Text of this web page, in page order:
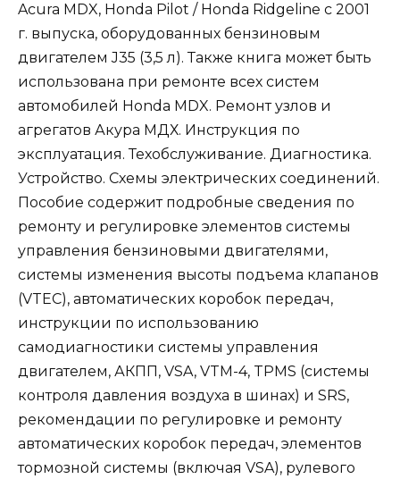
Acura MDX, Honda Pilot / Honda Ridgeline с 2001
г. выпуска, оборудованных бензиновым
двигателем J35 (3,5 л). Также книга может быть
использована при ремонте всех систем
автомобилей Honda MDX. Ремонт узлов и
агрегатов Акура МДХ. Инструкция по
эксплуатация. Техобслуживание. Диагностика.
Устройство. Схемы электрических соединений.
Пособие содержит подробные сведения по
ремонту и регулировке элементов системы
управления бензиновыми двигателями,
системы изменения высоты подъема клапанов
(VTEC), автоматических коробок передач,
инструкции по использованию
самодиагностики системы управления
двигателем, АКПП, VSA, VTM-4, TPMS (системы
контроля давления воздуха в шинах) и SRS,
рекомендации по регулировке и ремонту
автоматических коробок передач, элементов
тормозной системы (включая VSA), рулевого